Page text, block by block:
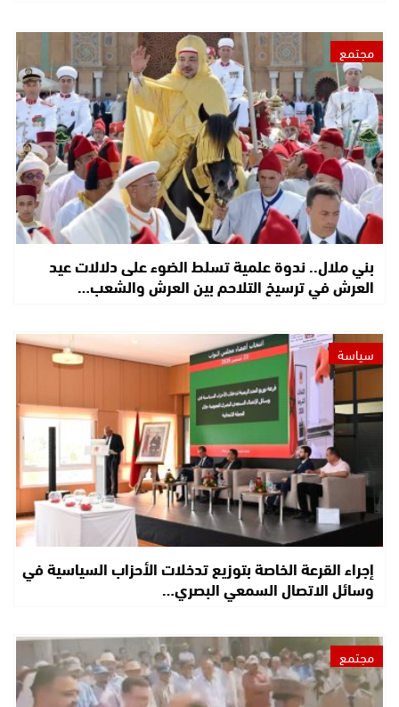
مجتمع
بني ملال.. ندوة علمية تسلط الضوء على دلالات عيد
العرش في ترسيخ التلاحم بين العرش والشعب…
سياسة
إجراء القرعة الخاصة بتوزيع تدخلات الأحزاب السياسية في
وسائل الاتصال السمعي البصري…
مجتمع